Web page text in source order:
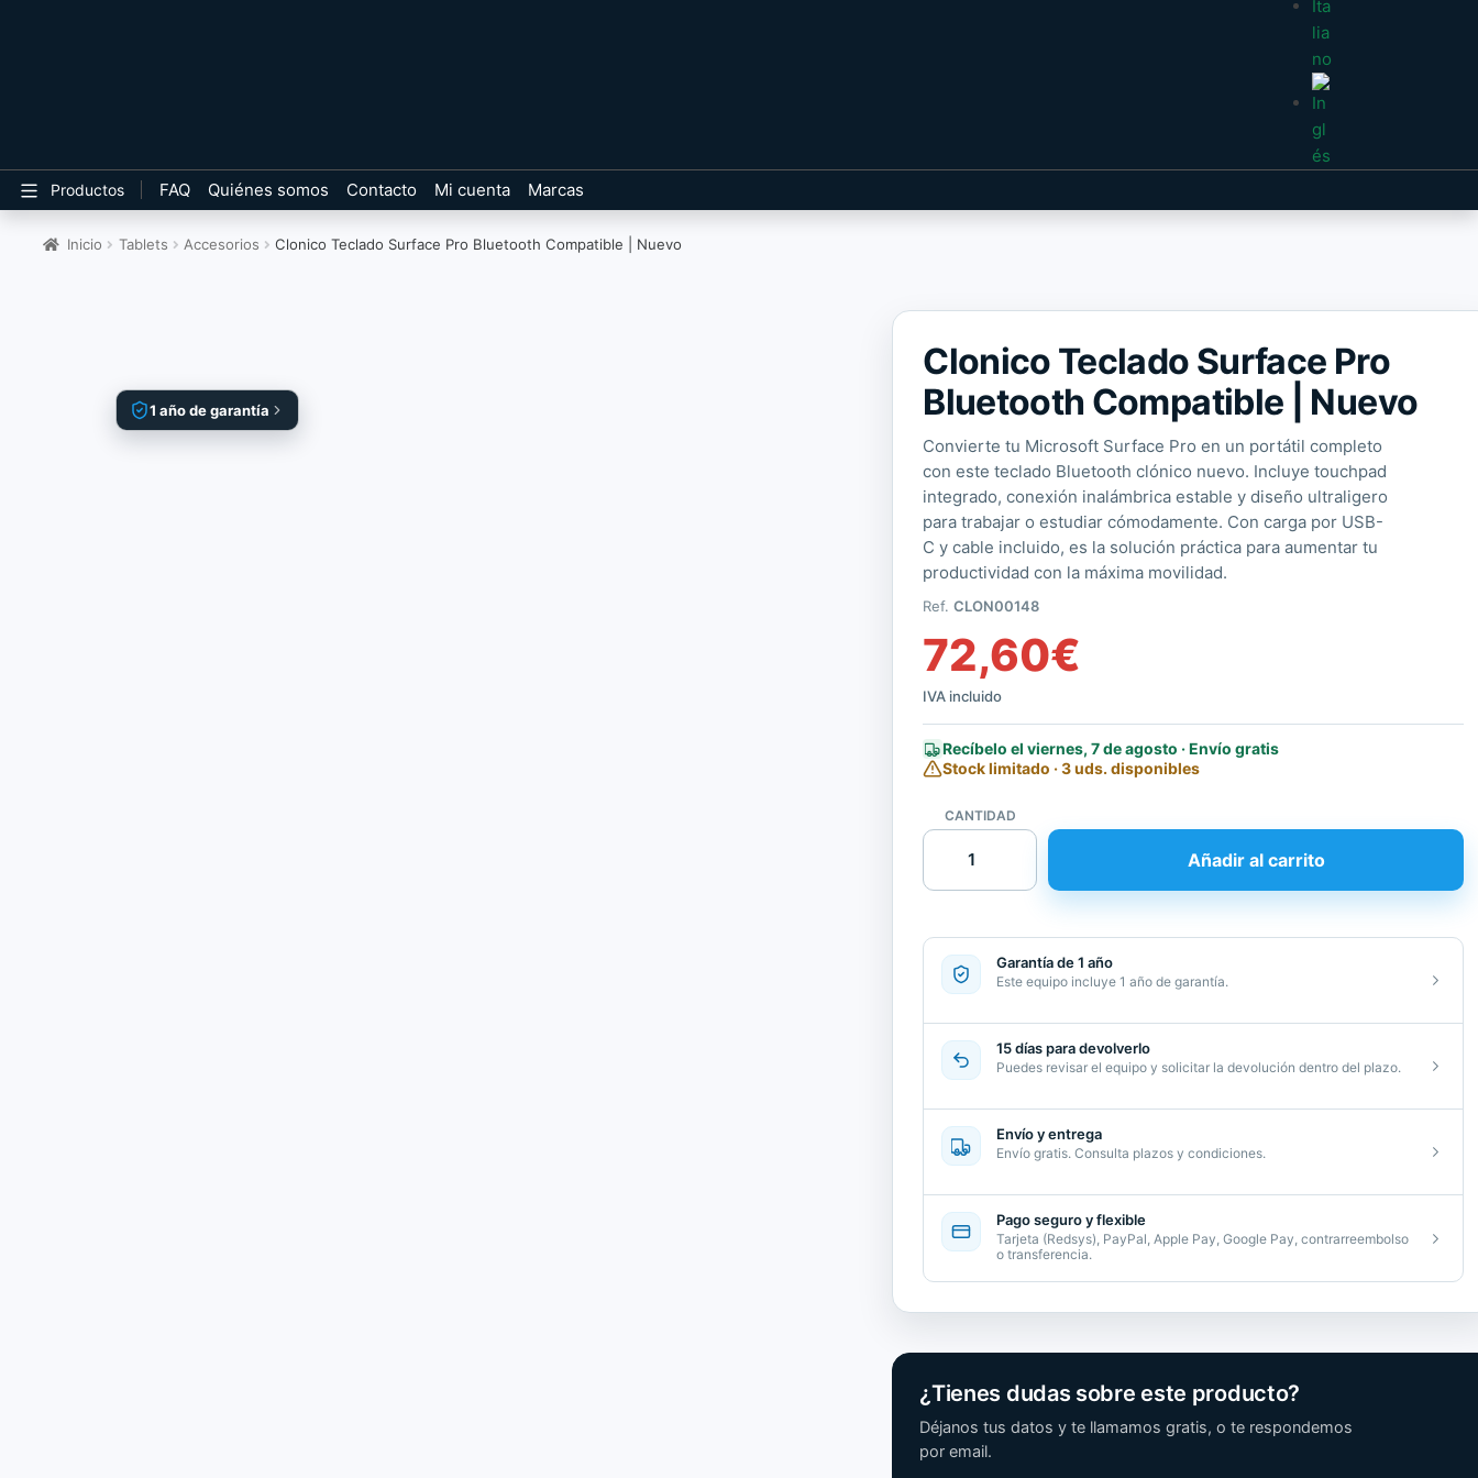
Productos FAQ Quiénes somos Contacto Mi cuenta Marcas
Inicio Tablets Accesorios Clonico Teclado Surface Pro Bluetooth Compatible | Nuevo
1 año de garantía
Clonico Teclado Surface Pro
Bluetooth Compatible | Nuevo
Convierte tu Microsoft Surface Pro en un portátil completo
con este teclado Bluetooth clónico nuevo. Incluye touchpad
integrado, conexión inalámbrica estable y diseño ultraligero
para trabajar o estudiar cómodamente. Con carga por USB-
C y cable incluido, es la solución práctica para aumentar tu
productividad con la máxima movilidad.
Ref.CLON00148
72,60€
IVA incluido
Recíbelo el viernes, 7 de agosto · Envío gratis
Stock limitado · 3 uds. disponibles
CANTIDAD
Clonico
Teclado
Surface
Pro
Compatible
cantidad
Añadir al carrito
Garantía de 1 año
Este equipo incluye 1 año de garantía.
15 días para devolverlo
Puedes revisar el equipo y solicitar la devolución dentro del plazo.
Envío y entrega
Envío gratis. Consulta plazos y condiciones.
Pago seguro y flexible
Tarjeta (Redsys), PayPal, Apple Pay, Google Pay, contrarreembolso
o transferencia.
¿Tienes dudas sobre este producto?
Déjanos tus datos y te llamamos gratis, o te respondemos
por email.